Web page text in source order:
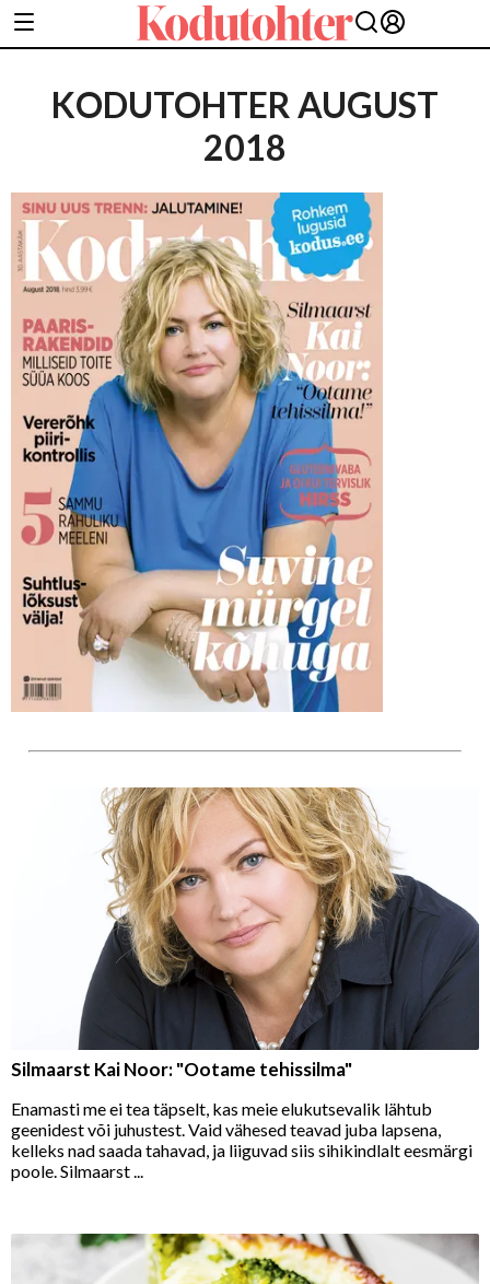
KODUTOHTER AUGUST
2018
Silmaarst Kai Noor: "Ootame tehissilma"
Enamasti me ei tea täpselt, kas meie elukutsevalik lähtub
geenidest või juhustest. Vaid vähesed teavad juba lapsena,
kelleks nad saada tahavad, ja liiguvad siis sihikindlalt eesmärgi
poole. Silmaarst ...